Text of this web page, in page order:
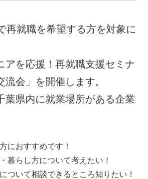
再就職を希望する方を対象に
アを応援！再就職支援セミナ
流会」を開催します。
葉県内に就業場所がある企業
におすすめです！
暮らし方について考えたい！
ついて相談できるところ知りたい！